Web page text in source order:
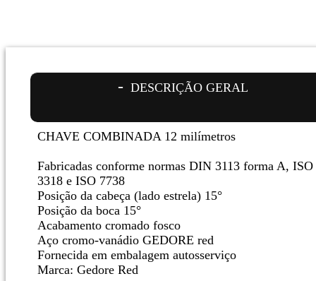
DESCRIÇÃO GERAL
CHAVE COMBINADA 12 milímetros
Fabricadas conforme normas DIN 3113 forma A, ISO
3318 e ISO 7738
Posição da cabeça (lado estrela) 15°
Posição da boca 15°
Acabamento cromado fosco
Aço cromo-vanádio GEDORE red
Fornecida em embalagem autosserviço
Marca: Gedore Red